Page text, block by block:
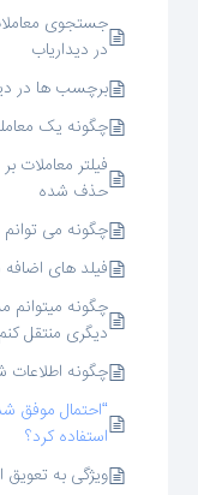
جستجوی
در دیداریاب
برچسب ها در
چگونه یک
فیلتر معاملات
حذف شده
چگونه می توانم
فیلد های
چگونه میتوانم
دیگری منتقل
چگونه
“احتمال موفق
استفاده کرد؟
ویژگی به تعویق